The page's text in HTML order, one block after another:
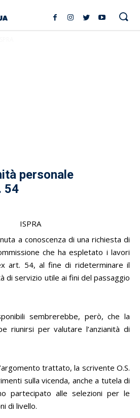
personale
54
a conoscenza di una richiesta di
che ha espletato i lavori
art. 54, al fine di rideterminare il
di servizio utile ai fini del passaggio
sembrerebbe, però, che la
riunirsi per valutare l’anzianità di
trattato, la scrivente O.S.
sulla vicenda, anche a tutela di
partecipato alle selezioni per le
di livello.